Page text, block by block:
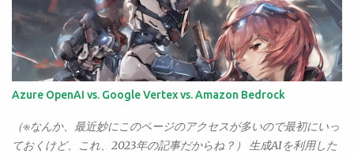
「まとも」なチェロを手にすることになったのでした。 買ったの
は、ピグマリウス・デリウスのスタンダード。 そして弓はもちろ
ん、アルシェのSA3001。20万前後のチェロの中ではもっとも評判
がいいものだと思う。 とりあえず、試し弾き程度でも……と思って
おそるおそる弾いてみたが——おぉ。 音が違う。 なるほど、これ
がピグマリウスかぁ。 買っただけで、腕があがった気分だ。 さ
て、これで逃げ場はなくなった。 無伴奏チェロソナタ、ぼちぼち
次の曲に進まんとなぁ。
くて）」ということがわかってきた。それが「主婦」の書くブロ
グなのだ。 女性のブログ、というわけではないらしい。なぜな
ら、働く女性の書くブログの中には、面白いもの、興味深いもの
もいろいろとあるからだ。が、主婦のブログでは、「面白いも
の」に出会うことはあっても、「興味深い」ものに出会うことが
まずないのだ。なので、面白いものがあっても、「はははは、面
白かった」でおしまい、となってしまう。その後がない。 が、そ
うしたものが人気がないわけではない。むしろ、僕の書いてる下
Azure OpenAI vs. Google Vertex vs. Amazon Bedrock
（※なんか、最近妙にこのページのアクセスが多いので最初にいっ
ておくけど、これ、2023年の記事だからね？） 生成AIを利用した